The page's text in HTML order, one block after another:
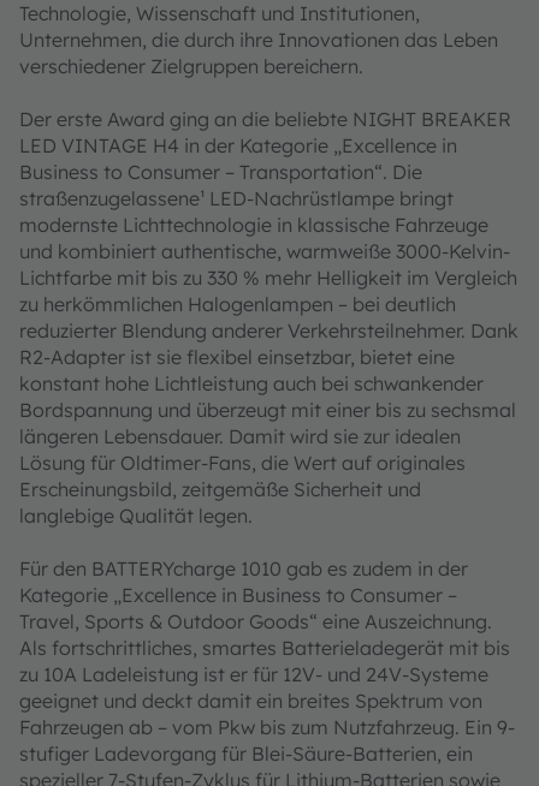
Technologie, Wissenschaft und Institutionen,
Unternehmen, die durch ihre Innovationen das Leben
verschiedener Zielgruppen bereichern.
Der erste Award ging an die beliebte NIGHT BREAKER
LED VINTAGE H4 in der Kategorie „Excellence in
Business to Consumer – Transportation“. Die
straßenzugelassene¹ LED-Nachrüstlampe bringt
modernste Lichttechnologie in klassische Fahrzeuge
und kombiniert authentische, warmweiße 3000-Kelvin-
Lichtfarbe mit bis zu 330 % mehr Helligkeit im Vergleich
zu herkömmlichen Halogenlampen – bei deutlich
reduzierter Blendung anderer Verkehrsteilnehmer. Dank
R2-Adapter ist sie flexibel einsetzbar, bietet eine
konstant hohe Lichtleistung auch bei schwankender
Bordspannung und überzeugt mit einer bis zu sechsmal
längeren Lebensdauer. Damit wird sie zur idealen
Lösung für Oldtimer-Fans, die Wert auf originales
Erscheinungsbild, zeitgemäße Sicherheit und
langlebige Qualität legen.
Für den BATTERYcharge 1010 gab es zudem in der
Kategorie „Excellence in Business to Consumer –
Travel, Sports & Outdoor Goods“ eine Auszeichnung.
Als fortschrittliches, smartes Batterieladegerät mit bis
zu 10A Ladeleistung ist er für 12V- und 24V-Systeme
geeignet und deckt damit ein breites Spektrum von
Fahrzeugen ab – vom Pkw bis zum Nutzfahrzeug. Ein 9-
stufiger Ladevorgang für Blei-Säure-Batterien, ein
spezieller 7-Stufen-Zyklus für Lithium-Batterien sowie